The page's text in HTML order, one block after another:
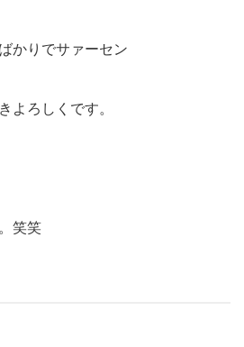
かりでサァーセン
よろしくです。
笑笑